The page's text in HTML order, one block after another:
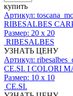
купить
Артикул:
RIBESALBES
Размер: 20 x 20
RIBESALBES
УЗНАТЬ ЦЕНУ
Артикул:
CE.SI. I COLORI
Размер: 10 x 10
CE.SI.